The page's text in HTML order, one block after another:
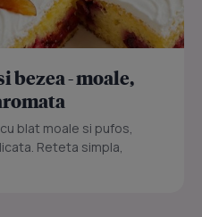
bezea - moale,
blat moale si pufos,
Reteta simpla,